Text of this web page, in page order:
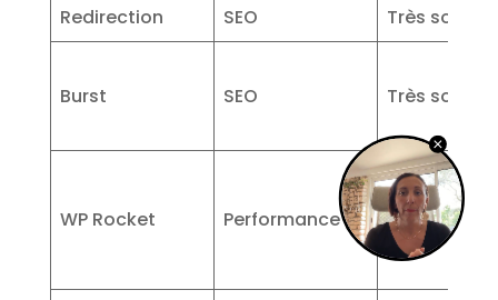
Redirection
SEO Très
Burst SEO Très
WP Rocket Performance Toujours